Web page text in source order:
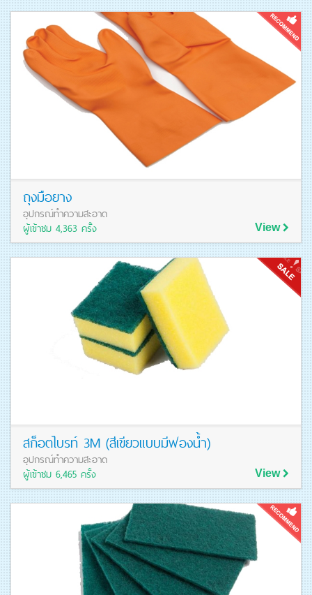
ถุงมือยาง
อุปกรณ์ทำความสะอาด
ผู้เข้าชม 4,363 ครั้ง
View
สก็อตไบรท์ 3M (สีเขียวแบบมีฟองน้ำ)
อุปกรณ์ทำความสะอาด
ผู้เข้าชม 6,465 ครั้ง
View